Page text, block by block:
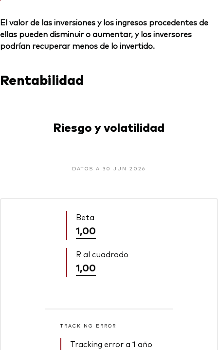
El valor de las inversiones y los ingresos procedentes de
ellas pueden disminuir o aumentar, y los inversores
podrían recuperar menos de lo invertido.
Rentabilidad
Riesgo y volatilidad
DATOS A 30 JUN 2026
Beta
1,00
R al cuadrado
1,00
TRACKING ERROR
Tracking error a 1 año